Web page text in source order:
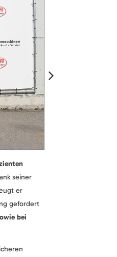
seiner
er
gefordert
bei